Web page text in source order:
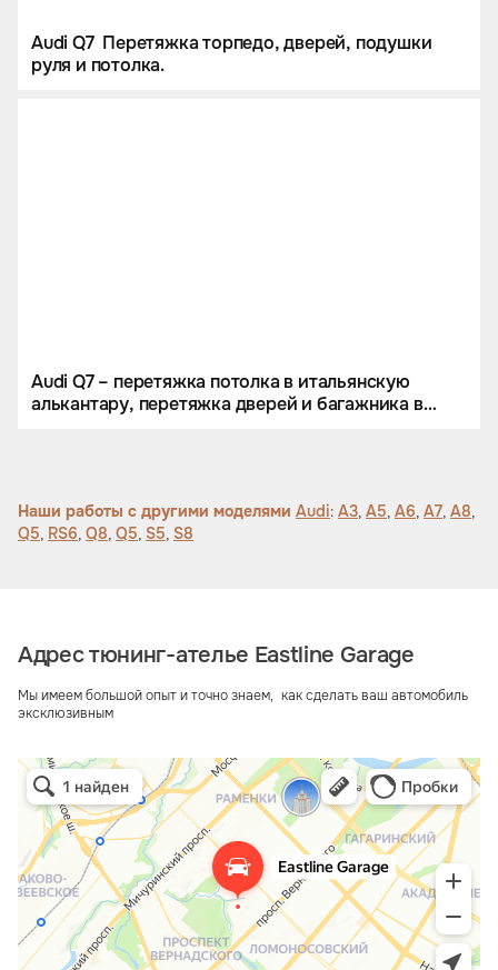
Audi Q7 Перетяжка торпедо, дверей, подушки
руля и потолка.
Audi Q7 – перетяжка потолка в итальянскую
алькантару, перетяжка дверей и багажника в
Наши работы с другими моделями Audi: A3, A5, A6, A7, A8,
Q5, RS6, Q8, Q5, S5, S8
Адрес тюнинг-ателье Eastline Garage
Мы имеем большой опыт и точно знаем, как сделать ваш автомобиль
эксклюзивным